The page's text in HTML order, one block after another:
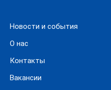
Новости и события
О нас
Контакты
Вакансии